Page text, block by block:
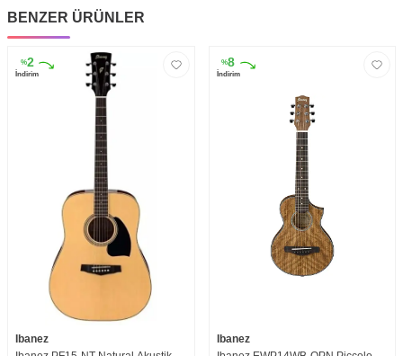
BENZER ÜRÜNLER
%2
İndirim
Ibanez
%8
İndirim
Ibanez